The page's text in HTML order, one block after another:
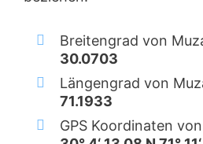
Breitengrad von
30.0703
Längengrad von
71.1933
GPS Koordinaten